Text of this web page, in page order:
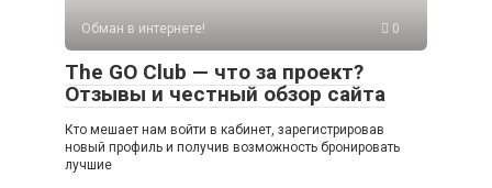
Обман в интернете! 0
The GO Club — что за проект?
Отзывы и честный обзор сайта
Кто мешает нам войти в кабинет, зарегистрировав
новый профиль и получив возможность бронировать
лучшие